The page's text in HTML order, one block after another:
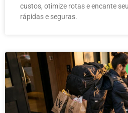
custos, otimize rotas e encante
rápidas e seguras.